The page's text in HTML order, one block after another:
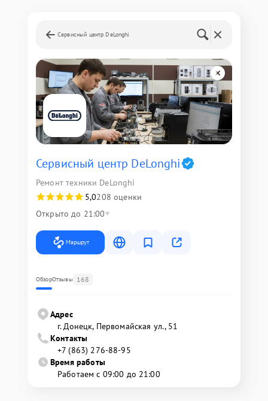
Сервисный центр DeLonghi
Сервисный центр DeLonghi
Ремонт техники DeLonghi
5,0208 оценки
Открыто до 21:00
Маршрут
ОбзорОтзывы 168
Адрес
г. Донецк, Первомайская ул., 51
Контакты
+7 (863) 276-88-95
Время работы
Работаем с 09:00 до 21:00